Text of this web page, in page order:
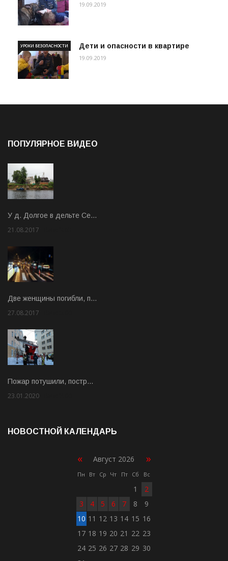
19.09.2019
Дети и опасности в квартире
УРОКИ БЕЗОПАСНОСТИ
19.09.2019
ПОПУЛЯРНОЕ ВИДЕО
У д. Долгое в дельте Се…
21.08.2017
Две женщины погибли, п…
27.08.2017
Пожар потушили, постр…
23.01.2020
НОВОСТНОЙ КАЛЕНДАРЬ
« Август 2026 »
Пн Вт Ср Чт Пт Сб Вс
1
2
3
4 5 6 7 8
9
10 11 12 13 14 15 16
17 18 19 20 21 22 23
24 25 26 27 28 29 30